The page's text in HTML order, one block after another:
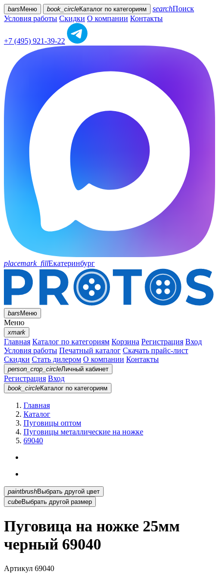
bars Меню book_circleКаталог по категориям searchПоиск
Условия работы Скидки О компании Контакты
+7 (495) 921-39-22
placemark_fillЕкатеринбург
barsМеню
Меню
xmark
Главная Каталог по категориям Корзина Регистрация Вход
Условия работы Печатный каталог Скачать прайс-лист
Скидки Стать дилером О компании Контакты
person_crop_circleЛичный кабинет
Регистрация Вход
book_circleКаталог по категориям
Главная
Каталог
Пуговицы оптом
Пуговицы металлические на ножке
69040
paintbrush
Выбрать другой цвет
cubeВыбрать другой размер
Пуговица на ножке 25мм
черный 69040
Артикул 69040